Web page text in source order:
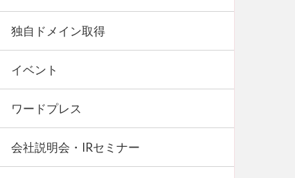
独自ドメイン取得
イベント
ワードプレス
会社説明会・IRセミナー